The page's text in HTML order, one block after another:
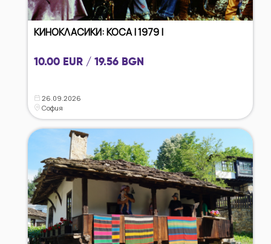
КИНОКЛАСИКИ: КОСА | 1979 |
10.00 EUR / 19.56 BGN
26.09.2026
София